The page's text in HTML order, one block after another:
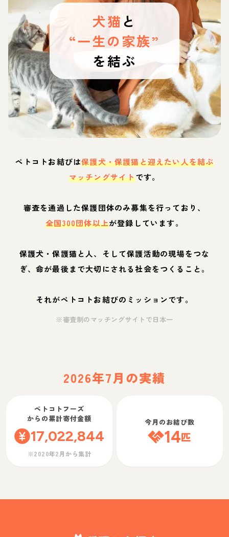
犬猫 と
“一生の家族”
を結ぶ
ペトコトお結びは保護犬・保護猫と迎えたい人を結ぶ
マッチングサイトです。
審査を通過した保護団体のみ募集を行っており、
全国300団体以上が登録しています。
保護犬・保護猫と人、そして保護活動の現場をつな
ぎ、命が最後まで大切にされる社会をつくること。
それがペトコトお結びのミッションです。
※審査制のマッチングサイトで日本一
2026年7月の実績
ペトコトフーズ
からの累計寄付金額
17,022,844
※2020年2月から集計
今月のお結び数
14匹